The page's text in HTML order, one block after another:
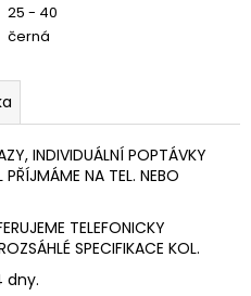
25 - 40
černá
INDIVIDUÁLNÍ POPTÁVKY
NA TEL. NEBO
TELEFONICKY
SPECIFIKACE KOL.
dny.